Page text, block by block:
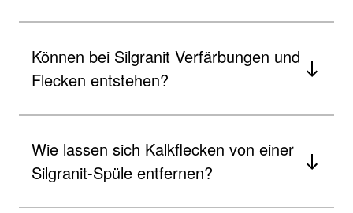
Können bei Silgranit Verfärbungen und
Flecken entstehen?
Wie lassen sich Kalkflecken von einer
Silgranit-Spüle entfernen?